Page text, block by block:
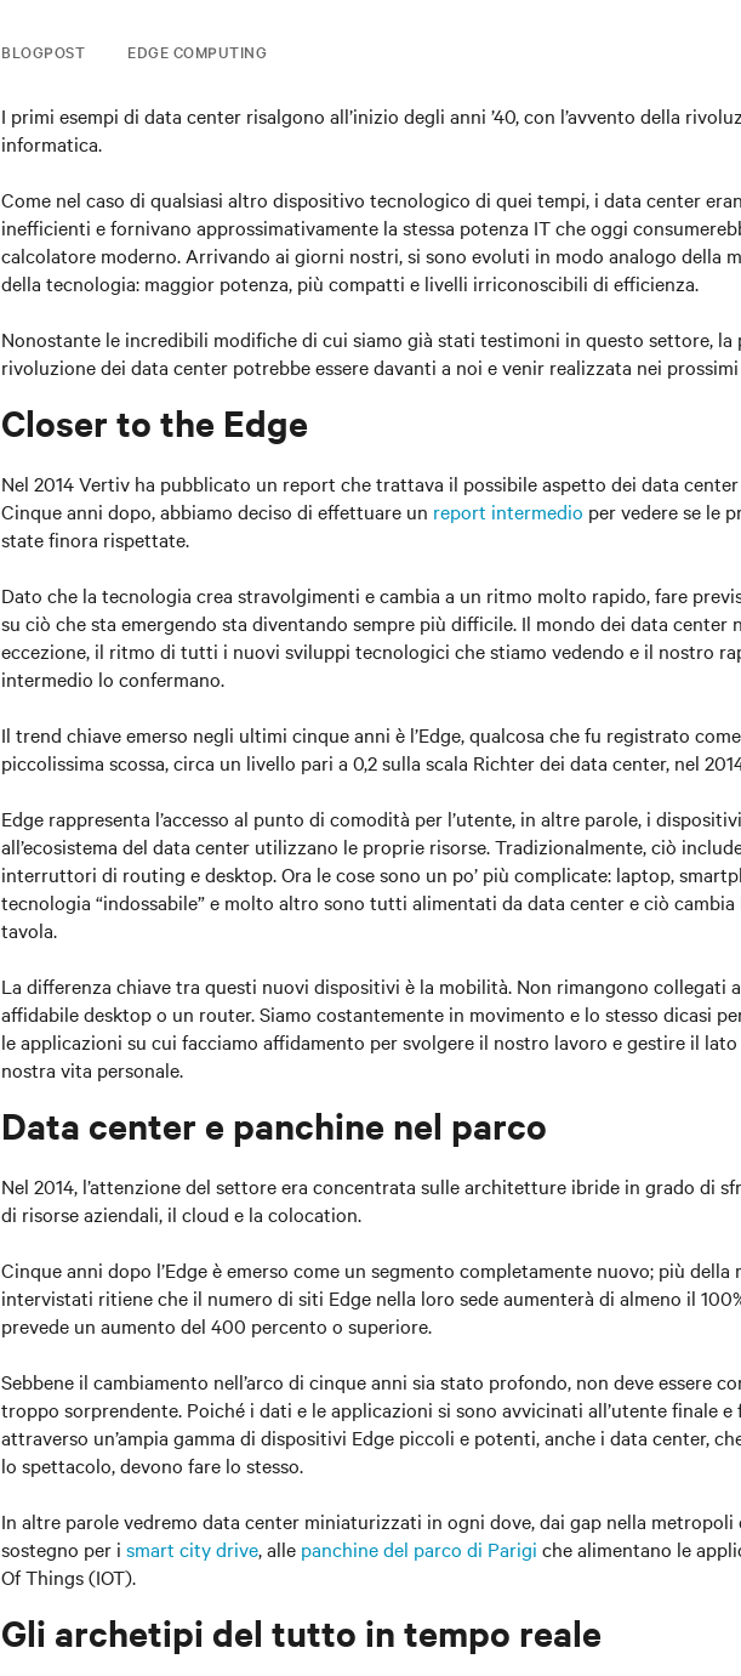
BLOGPOST EDGE COMPUTING
I primi esempi di data center risalgono all’inizio degli anni ’40, con l’avvento della
informatica.
Come nel caso di qualsiasi altro dispositivo tecnologico di quei tempi, i data center
inefficienti e fornivano approssimativamente la stessa potenza IT che oggi
calcolatore moderno. Arrivando ai giorni nostri, si sono evoluti in modo analogo della
della tecnologia: maggior potenza, più compatti e livelli irriconoscibili di efficienza.
Nonostante le incredibili modifiche di cui siamo già stati testimoni in questo settore, la
rivoluzione dei data center potrebbe essere davanti a noi e venir realizzata nei
Closer to the Edge
Nel 2014 Vertiv ha pubblicato un report che trattava il possibile aspetto dei data center
Cinque anni dopo, abbiamo deciso di effettuare un report intermedio per vedere se le
state finora rispettate.
Dato che la tecnologia crea stravolgimenti e cambia a un ritmo molto rapido, fare
su ciò che sta emergendo sta diventando sempre più difficile. Il mondo dei data center
eccezione, il ritmo di tutti i nuovi sviluppi tecnologici che stiamo vedendo e il nostro
intermedio lo confermano.
Il trend chiave emerso negli ultimi cinque anni è l’Edge, qualcosa che fu registrato
piccolissima scossa, circa un livello pari a 0,2 sulla scala Richter dei data center, nel
Edge rappresenta l’accesso al punto di comodità per l’utente, in altre parole, i
all’ecosistema del data center utilizzano le proprie risorse. Tradizionalmente, ciò
interruttori di routing e desktop. Ora le cose sono un po’ più complicate: laptop,
tecnologia “indossabile” e molto altro sono tutti alimentati da data center e ciò cambia
tavola.
La differenza chiave tra questi nuovi dispositivi è la mobilità. Non rimangono collegati
affidabile desktop o un router. Siamo costantemente in movimento e lo stesso dicasi
le applicazioni su cui facciamo affidamento per svolgere il nostro lavoro e gestire il
nostra vita personale.
Data center e panchine nel parco
Nel 2014, l’attenzione del settore era concentrata sulle architetture ibride in grado di
di risorse aziendali, il cloud e la colocation.
Cinque anni dopo l’Edge è emerso come un segmento completamente nuovo; più della
intervistati ritiene che il numero di siti Edge nella loro sede aumenterà di almeno il
prevede un aumento del 400 percento o superiore.
Sebbene il cambiamento nell’arco di cinque anni sia stato profondo, non deve essere
troppo sorprendente. Poiché i dati e le applicazioni si sono avvicinati all’utente finale e
attraverso un’ampia gamma di dispositivi Edge piccoli e potenti, anche i data center,
lo spettacolo, devono fare lo stesso.
In altre parole vedremo data center miniaturizzati in ogni dove, dai gap nella metropoli
sostegno per i smart city drive, alle panchine del parco di Parigi che alimentano le
Of Things (IOT).
Gli archetipi del tutto in tempo reale